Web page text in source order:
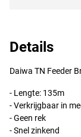
Details
Daiwa TN Feeder
- Lengte: 135m
- Verkrijgbaar in
- Geen rek
- Snel zinkend